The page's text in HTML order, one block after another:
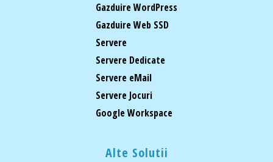
Gazduire WordPress
Gazduire Web SSD
Servere
Servere Dedicate
Servere eMail
Servere Jocuri
Google Workspace
Alte Solutii